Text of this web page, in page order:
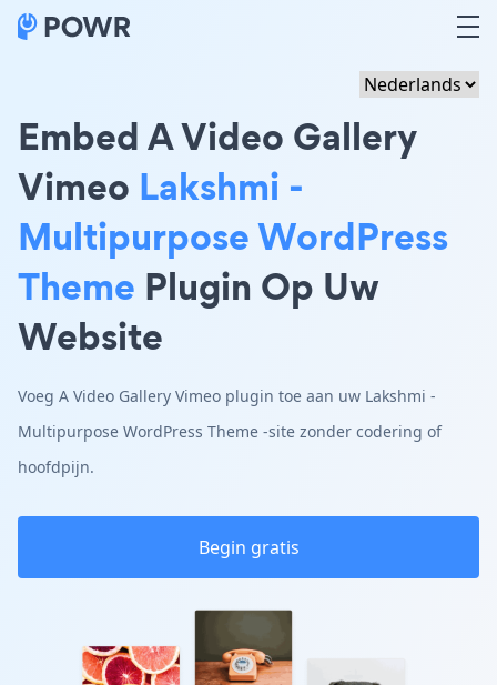
Embed A Video Gallery
Vimeo Lakshmi -
Multipurpose WordPress
Theme Plugin Op Uw
Website
Voeg A Video Gallery Vimeo plugin toe aan uw Lakshmi -
Multipurpose WordPress Theme -site zonder codering of
hoofdpijn.
Begin gratis